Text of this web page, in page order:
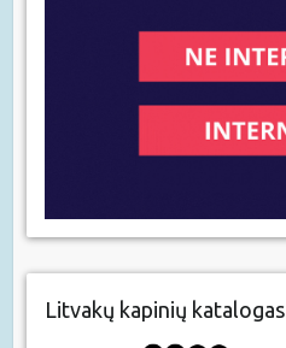
Litvakų kapinių katalogas